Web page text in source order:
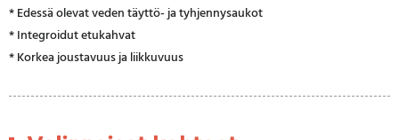
* Edessä olevat veden täyttö- ja tyhjennysaukot
* Integroidut etukahvat
* Korkea joustavuus ja liikkuvuus